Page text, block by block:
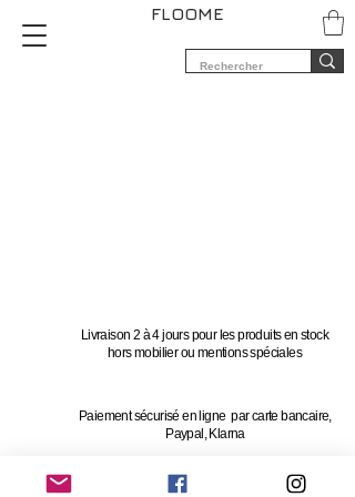
FLOOME
Livraison 2 à 4 jours pour les produits en stock
hors mobilier ou mentions spéciales
Paiement sécurisé en ligne par carte bancaire,
Paypal, Klarna
Vous avez 14 jours pour changer d'avis